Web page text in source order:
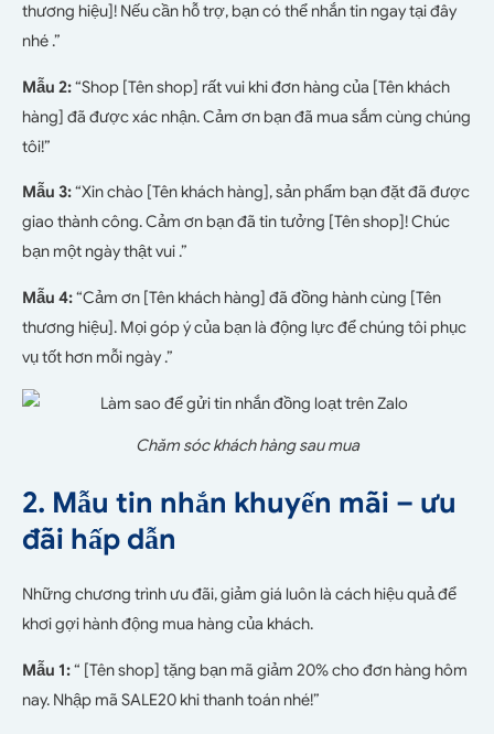
thương hiệu]! Nếu cần hỗ trợ, bạn có thể nhắn tin ngay tại đây
nhé .”
Mẫu 2:“Shop [Tên shop] rất vui khi đơn hàng của [Tên khách
hàng] đã được xác nhận. Cảm ơn bạn đã mua sắm cùng chúng
tôi!”
Mẫu 3:“Xin chào [Tên khách hàng], sản phẩm bạn đặt đã được
giao thành công. Cảm ơn bạn đã tin tưởng [Tên shop]! Chúc
bạn một ngày thật vui .”
Mẫu 4:“Cảm ơn [Tên khách hàng] đã đồng hành cùng [Tên
thương hiệu]. Mọi góp ý của bạn là động lực để chúng tôi phục
vụ tốt hơn mỗi ngày .”
Chăm sóc khách hàng sau mua
2. Mẫu tin nhắn khuyến mãi – ưu
đãi hấp dẫn
Những chương trình ưu đãi, giảm giá luôn là cách hiệu quả để
khơi gợi hành động mua hàng của khách.
Mẫu 1:“ [Tên shop] tặng bạn mã giảm 20% cho đơn hàng hôm
nay. Nhập mã SALE20 khi thanh toán nhé!”